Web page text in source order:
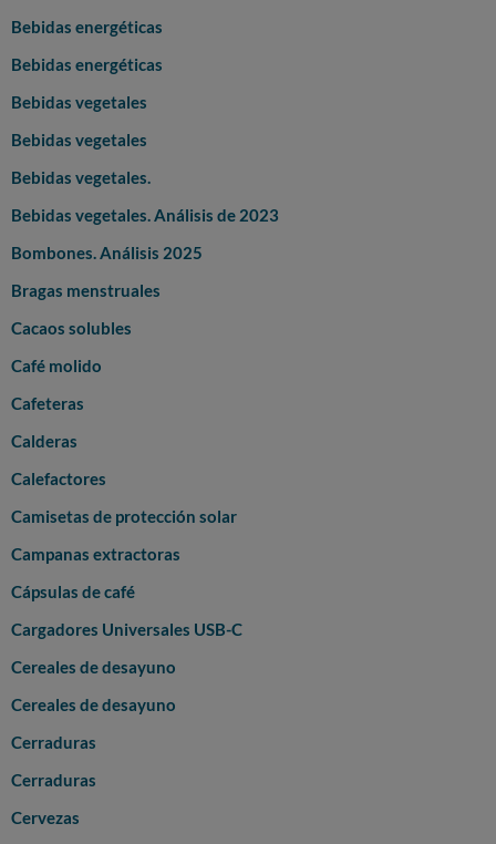
Bebidas energéticas
Bebidas energéticas
Bebidas vegetales
Bebidas vegetales
Bebidas vegetales.
Bebidas vegetales. Análisis de 2023
Bombones. Análisis 2025
Bragas menstruales
Cacaos solubles
Café molido
Cafeteras
Calderas
Calefactores
Camisetas de protección solar
Campanas extractoras
Cápsulas de café
Cargadores Universales USB-C
Cereales de desayuno
Cereales de desayuno
Cerraduras
Cerraduras
Cervezas